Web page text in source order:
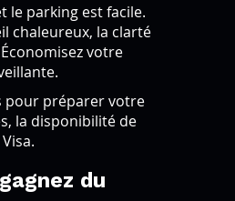
le parking est facile.
chaleureux, la clarté
votre
pour préparer votre
la disponibilité de
du